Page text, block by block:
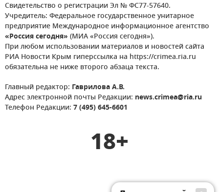
Свидетельство о регистрации Эл № ФС77-57640.
Учредитель: Федеральное государственное унитарное
предприятие Международное информационное агентство
«Россия сегодня» (МИА «Россия сегодня»).
При любом использовании материалов и новостей сайта
РИА Новости Крым гиперссылка на https://crimea.ria.ru
обязательна не ниже второго абзаца текста.
Главный редактор: Гаврилова А.В.
Адрес электронной почты Редакции: news.crimea@ria.ru
Телефон Редакции: 7 (495) 645-6601
18+